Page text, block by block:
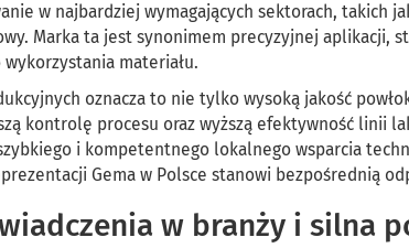
w najbardziej wymagających sektorach, takich
Marka ta jest synonimem precyzyjnej aplikacji,
materiału.
oznacza to nie tylko wysoką jakość
kontrolę procesu oraz wyższą efektywność linii
i kompetentnego lokalnego wsparcia
Gema w Polsce stanowi bezpośrednią
w branży i silna